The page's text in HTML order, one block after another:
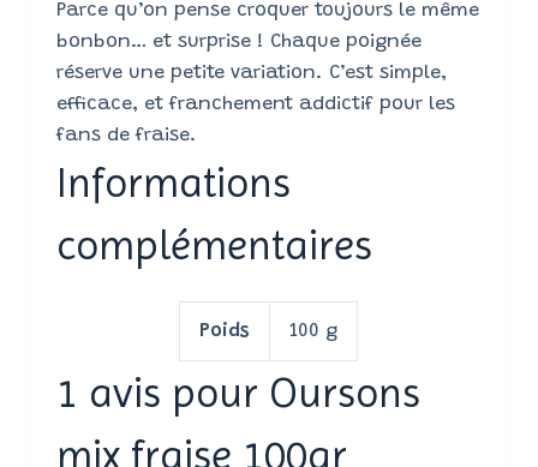
Parce qu’on pense croquer toujours le même
bonbon… et surprise ! Chaque poignée
réserve une petite variation. C’est simple,
efficace, et franchement addictif pour les
fans de fraise.
Informations
complémentaires
Poids 100 g
1 avis pour Oursons
mix fraise 100gr